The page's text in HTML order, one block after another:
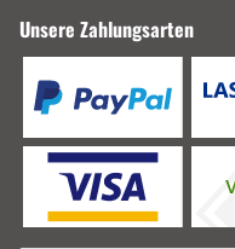
Unsere Zahlungsarten